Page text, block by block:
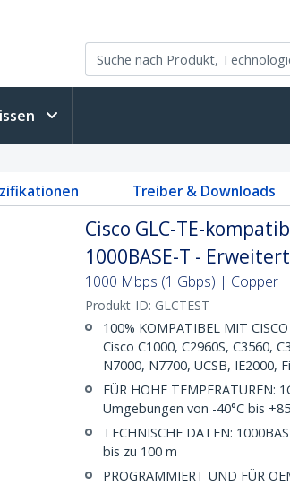
Treiber & Downloads
Cisco GLC-TE-
1000BASE-T -
1000 Mbps (1 Gbps) | Copper
Produkt-ID: GLCTEST
100% KOMPATIBEL MIT
Cisco C1000, C2960S, C3560,
N7000, N7700, UCSB, IE2000,
FÜR HOHE TEMPERATUREN:
Umgebungen von -40°C bis
TECHNISCHE DATEN:
bis zu 100 m
PROGRAMMIERT UND FÜR